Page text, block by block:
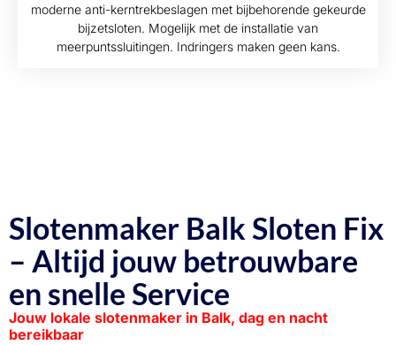
moderne anti-kerntrekbeslagen met bijbehorende gekeurde
bijzetsloten. Mogelijk met de installatie van
meerpuntssluitingen. Indringers maken geen kans.
Slotenmaker Balk Sloten Fix
– Altijd jouw betrouwbare
en snelle Service
Jouw lokale slotenmaker in Balk, dag en nacht
bereikbaar